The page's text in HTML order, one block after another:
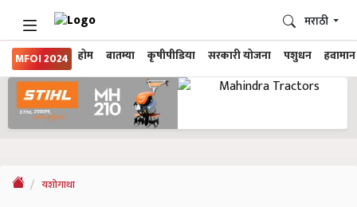
MFOI 2024 होम बातम्या कृषीपीडिया सरकारी योजना पशुधन हवामान
मराठी
यशोगाथा